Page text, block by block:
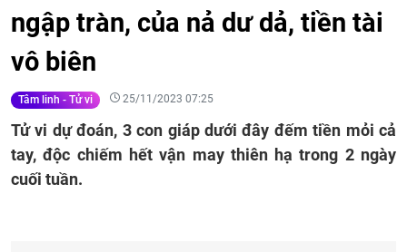
ngập tràn, của nả dư dả, tiền tài
vô biên
Tâm linh - Tử vi 25/11/2023 07:25
Tử vi dự đoán, 3 con giáp dưới đây đếm tiền mỏi cả
tay, độc chiếm hết vận may thiên hạ trong 2 ngày
cuối tuần.